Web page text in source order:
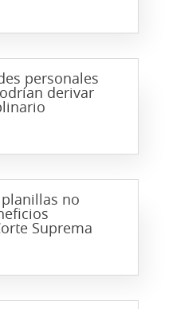
personales
derivar
no
Suprema